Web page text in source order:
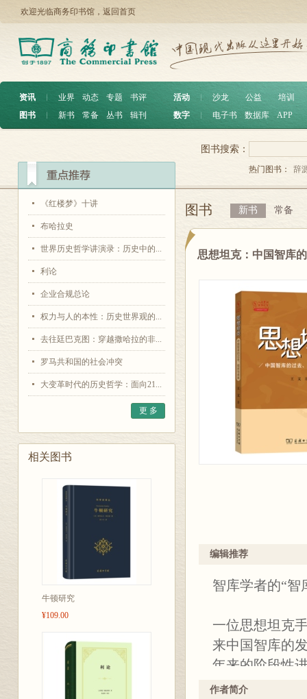
欢迎光临商务印书馆， 返回首页
资讯 ︱ 业界 动态 专题
书评
图书
︱ 新书 常备 丛书 辑刊
活动 沙龙 公益
培训
数字
电子书 数据库 APP
《红楼梦》十讲
布哈拉史
世界历史哲学讲演录：历史中的...
利论
企业合规总论
权力与人的本性：历史世界观的...
去往廷巴克图：穿越撒哈拉的非...
罗马共和国的社会冲突
大变革时代的历史哲学：面向21...
更 多
相关图书
牛顿研究
¥109.00
图书搜索：
热门图书： 辞
图书 新书 常备
思想坦克：中国智库
编辑推荐
智库学者的“智
一位思想坦克
来中国智库的
年来的阶段性
度根源；从他
作者简介